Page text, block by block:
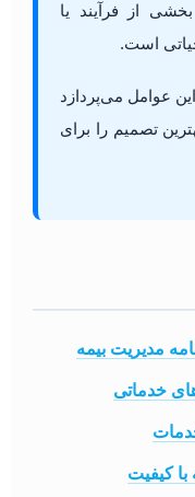
از فرآیند یا
است.
عوامل می‌پردازد
تصمیم را برای
مدیریت بیمه
خدماتی
با کیفیت